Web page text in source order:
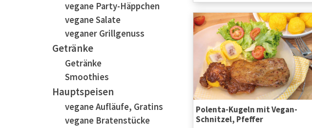
vegane Party-Häppchen
vegane Salate
veganer Grillgenuss
Getränke
Getränke
Smoothies
Hauptspeisen
vegane Aufläufe, Gratins
vegane Bratenstücke
Polenta-Kugeln mit Vegan-
Schnitzel, Pfeffer